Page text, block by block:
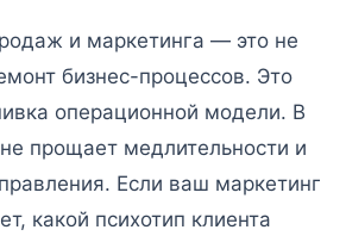
и маркетинга — это не
бизнес-процессов. Это
операционной модели. В
прощает медлительности и
Если ваш маркетинг
какой психотип клиента